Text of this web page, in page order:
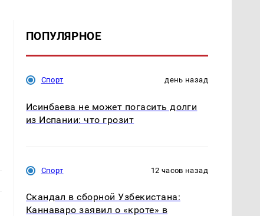
ПОПУЛЯРНОЕ
Спорт день назад
Исинбаева не может погасить долги
из Испании: что грозит
Спорт 12 часов назад
Скандал в сборной Узбекистана:
Каннаваро заявил о «кроте» в